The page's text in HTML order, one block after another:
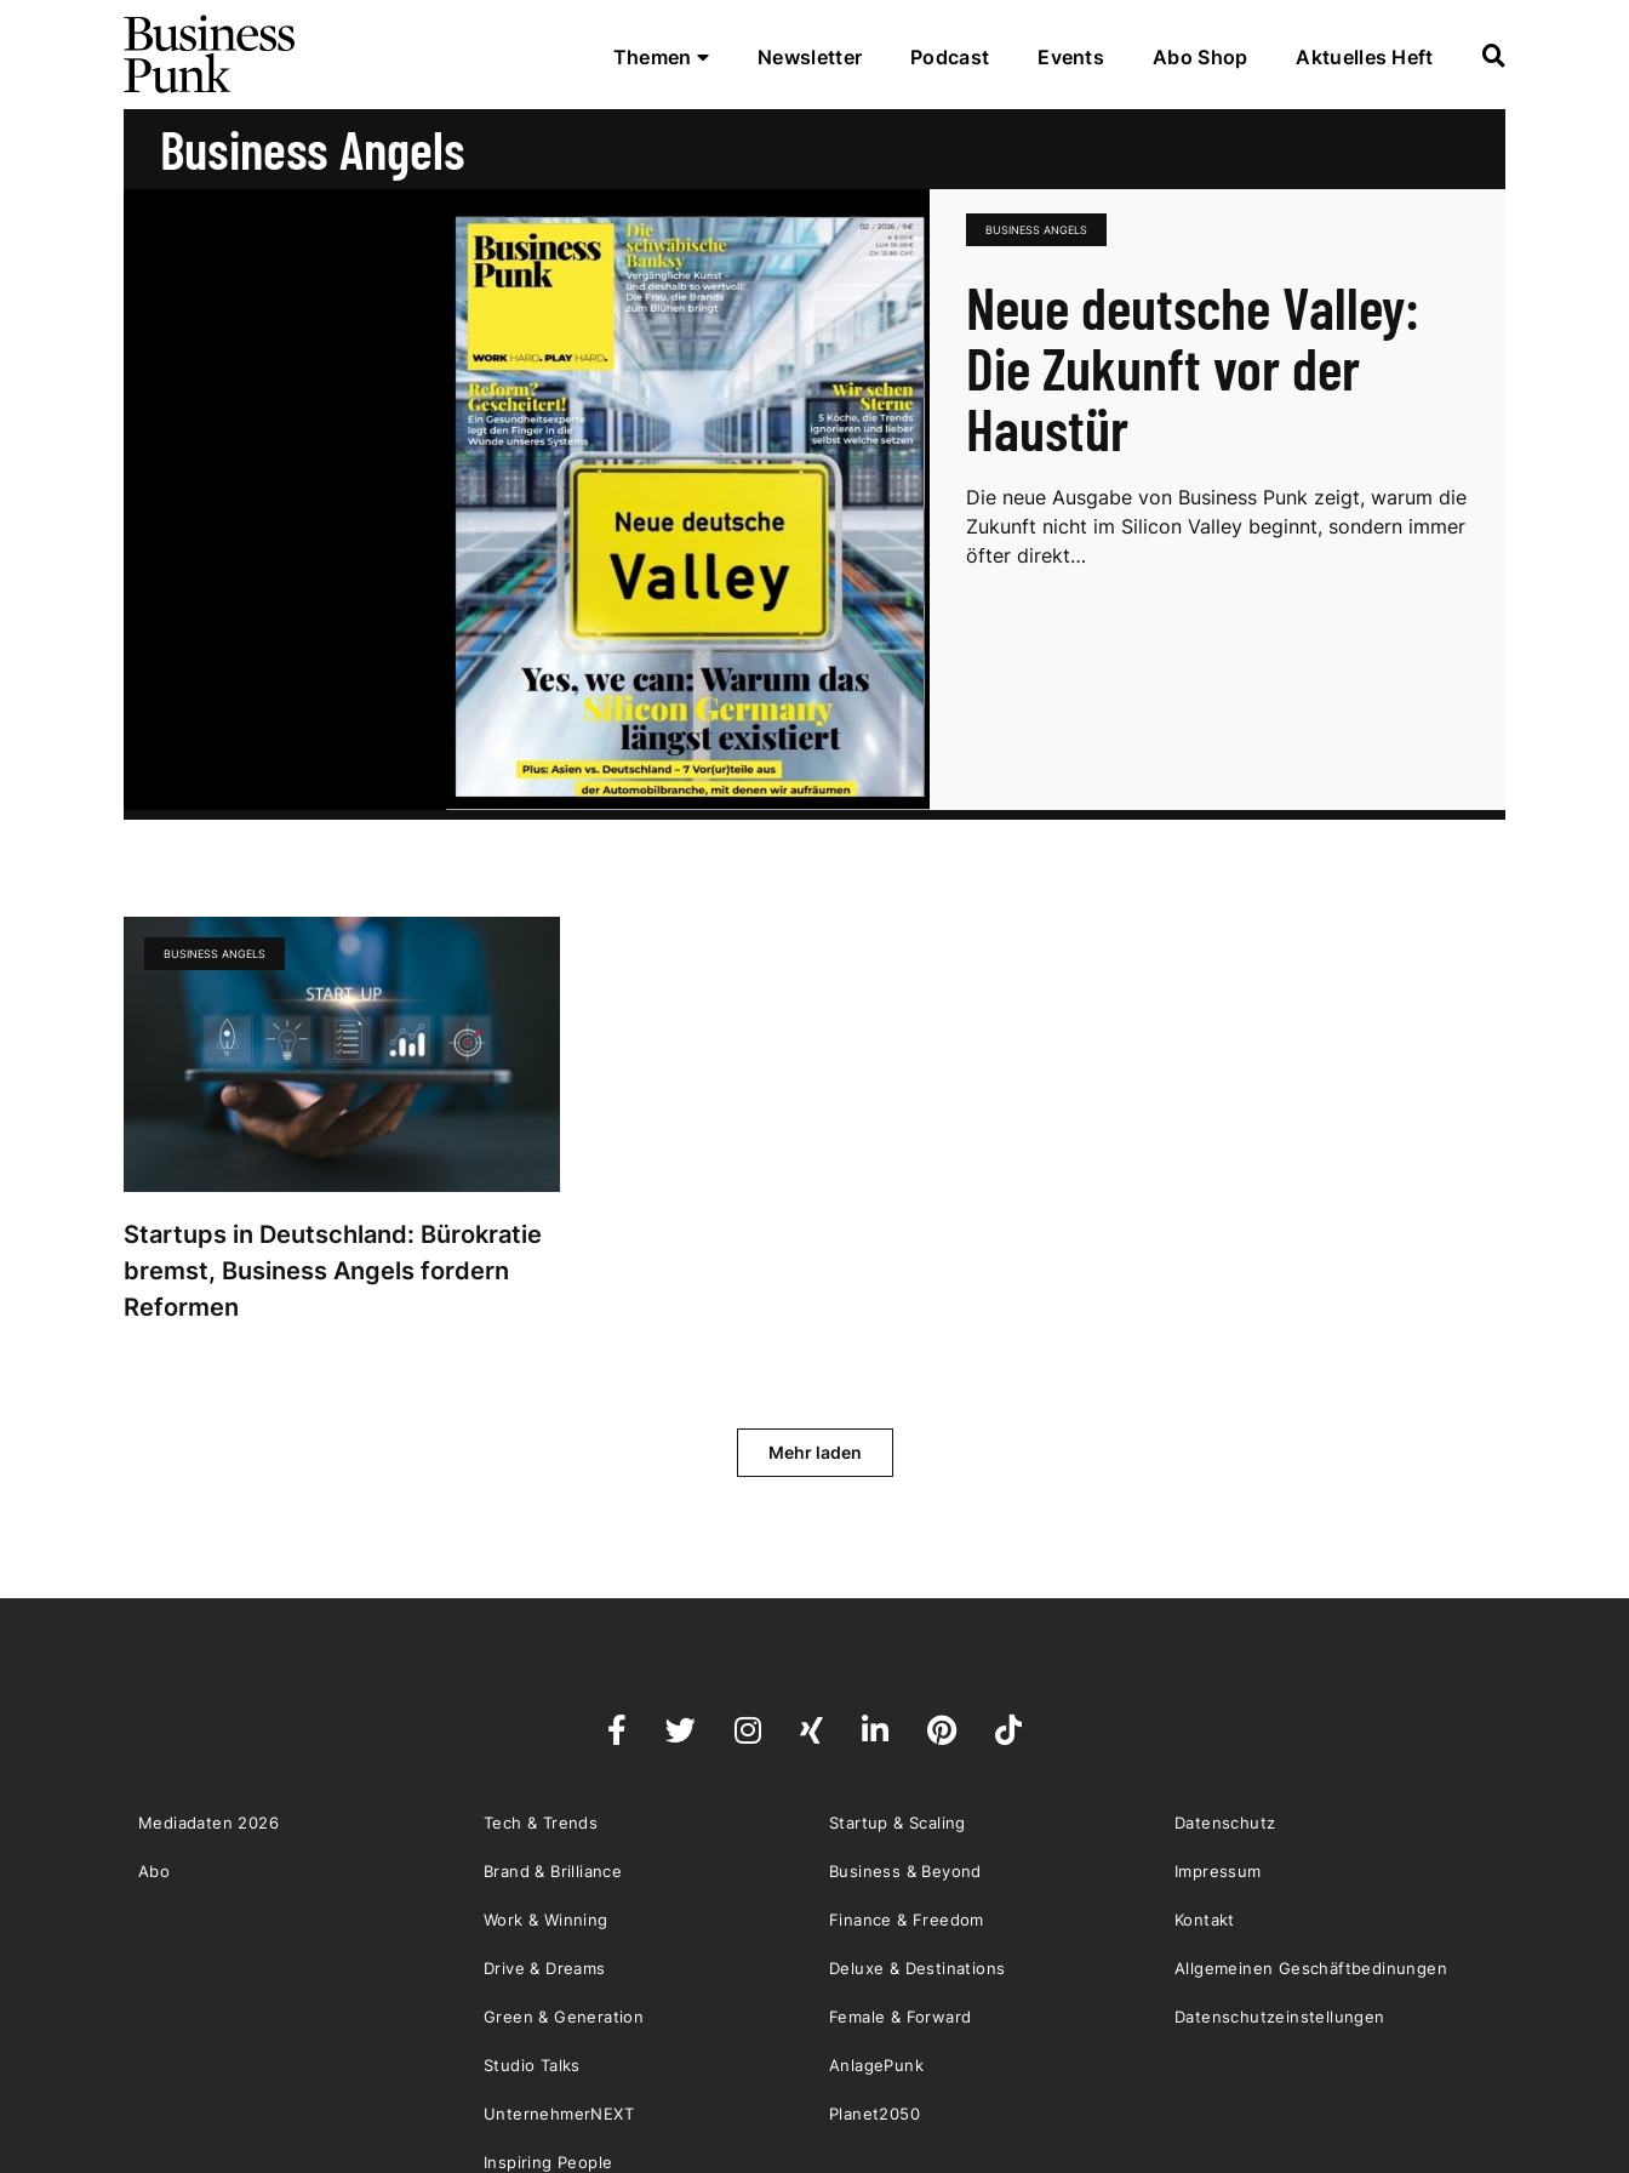
Themen Newsletter Podcast Events Abo Shop Aktuelles Heft
Business Angels
BUSINESS ANGELS
Neue deutsche Valley:
Die Zukunft vor der
Haustür
Die neue Ausgabe von Business Punk zeigt, warum die
Zukunft nicht im Silicon Valley beginnt, sondern immer
öfter direkt…
Startups in Deutschland: Bürokratie
bremst, Business Angels fordern
Reformen
BUSINESS ANGELS
Mehr laden
Mediadaten 2026
Abo
Tech & Trends Startup & Scaling
Brand & Brilliance Business & Beyond
Work & Winning Finance & Freedom
Drive & Dreams Deluxe & Destinations
Green & Generation Female & Forward
Studio Talks AnlagePunk
UnternehmerNEXT Planet2050
Inspiring People
Datenschutz
Impressum
Kontakt
Allgemeinen Geschäftbedinungen
Datenschutzeinstellungen